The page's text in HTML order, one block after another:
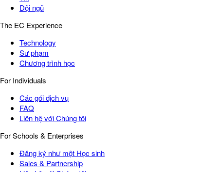
Đội ngũ
The EC Experience
Technology
Sư phạm
Chương trình học
For Individuals
Các gói dịch vụ
FAQ
Liên hệ với Chúng tôi
For Schools & Enterprises
Đăng ký như một Học sinh
Sales & Partnership